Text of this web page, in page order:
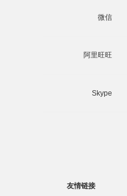
微信
阿里旺旺
Skype
友情链接